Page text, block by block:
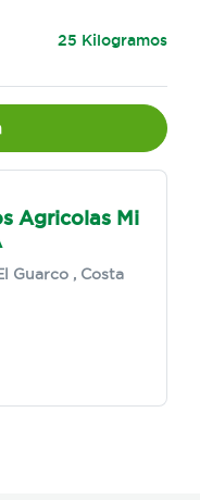
25 Kilogramos
Agricolas Mi
Guarco , Costa